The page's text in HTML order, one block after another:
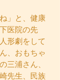
」と、健康
医院の先
形劇をして
、おもちゃ
三浦さん、
先生、民族